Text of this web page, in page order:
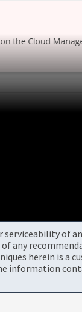
herein is a